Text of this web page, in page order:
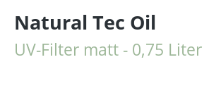
Natural Tec Oil
UV-Filter matt - 0,75 Liter